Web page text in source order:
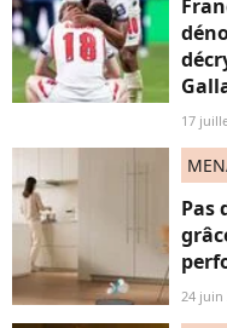
17
Pas
24 juin